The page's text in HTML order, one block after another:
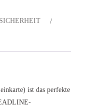
ist das perfekte